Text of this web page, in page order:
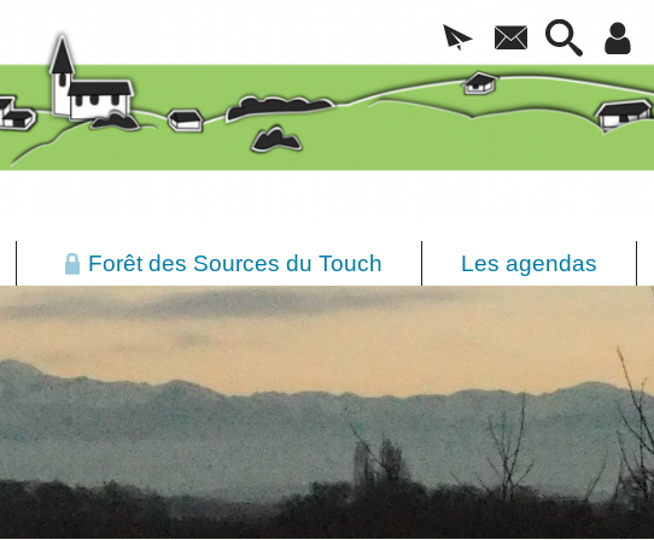
Forêt des Sources du Touch Les agendas